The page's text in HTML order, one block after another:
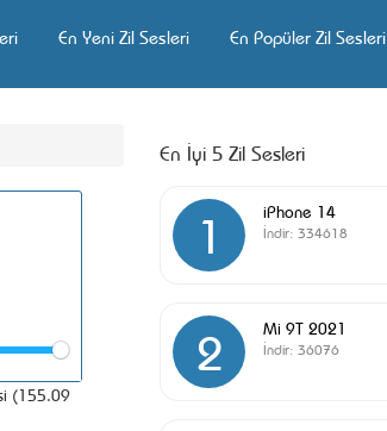
En Yeni Zil Sesleri En Popüler Zil Sesleri
Volume
(155.09
En İyi 5 Zil Sesleri
1 iPhone 14
İndir: 334618
2 Mi 9T 2021
İndir: 36076